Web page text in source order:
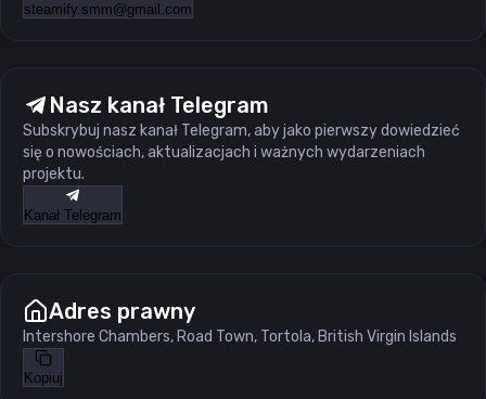
steamify.smm@gmail.com
Nasz kanał Telegram
Subskrybuj nasz kanał Telegram, aby jako pierwszy dowiedzieć
się o nowościach, aktualizacjach i ważnych wydarzeniach
projektu.
Kanał Telegram
Adres prawny
Intershore Chambers, Road Town, Tortola, British Virgin Islands
Kopiuj